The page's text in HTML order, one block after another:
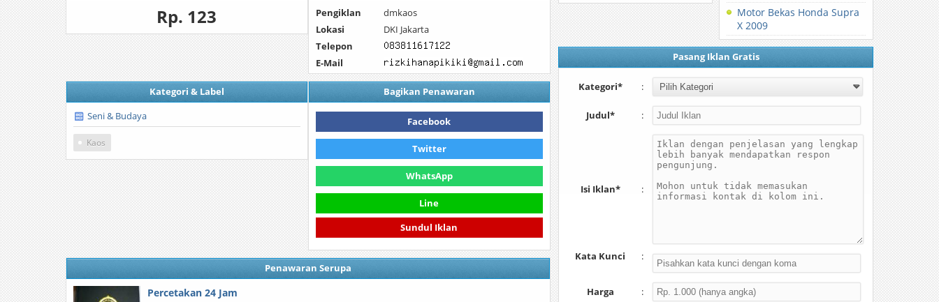
Rp. 123
Pengiklan
dmkaos
Lokasi
DKI Jakarta
Telepon
E-Mail
Kategori & Label
Seni & Budaya
Kaos
Bagikan Penawaran
Facebook
Twitter
WhatsApp
Line
Sundul Iklan
Penawaran Serupa
Percetakan 24 Jam
Motor Bekas Honda Supra
X 2009
Pasang Iklan Gratis
Kategori* :
Judul* :
Isi Iklan* :
Kata Kunci :
Harga :